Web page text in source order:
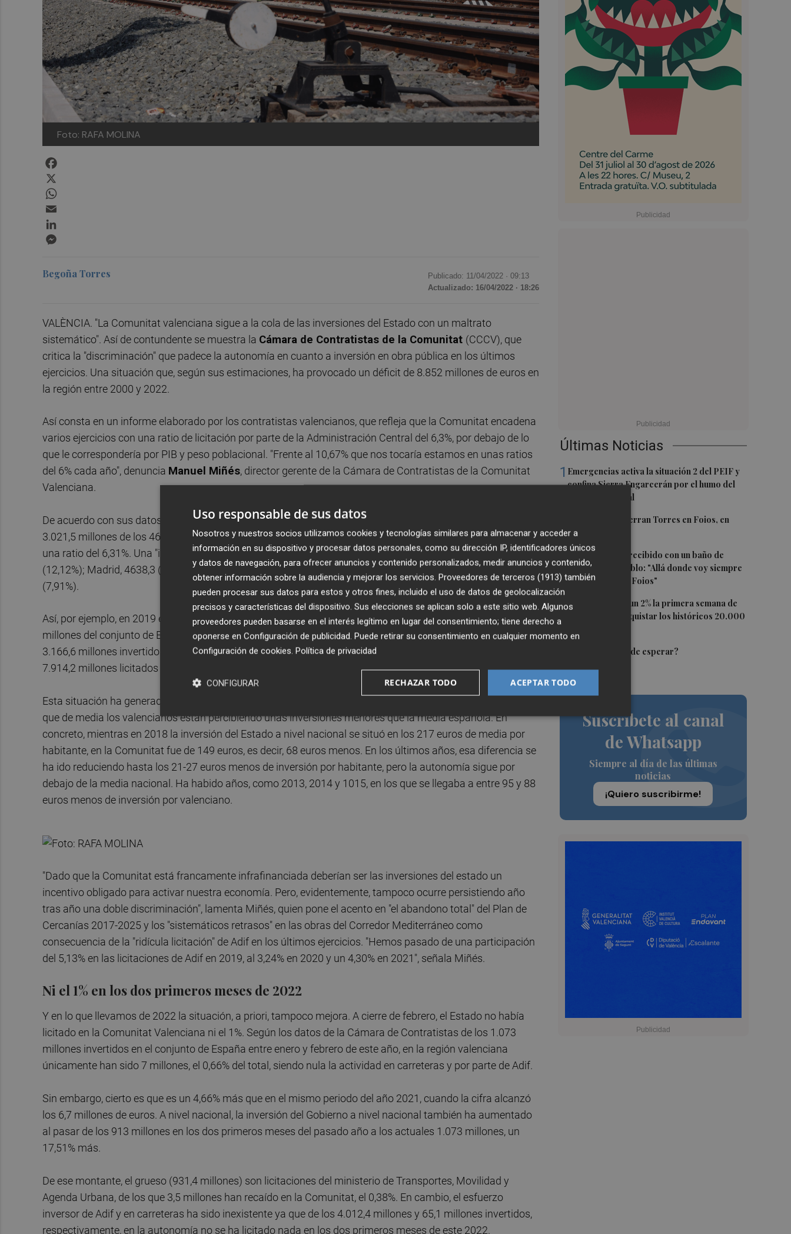
Foto: RAFA MOLINA
Últimas Noticias
1 Emergencias activa la situación 2 del PEIF y
confina Sierra Engarcerán por el humo del
incendio forestal
El homenaje a Ferran Torres en Foios, en
imágenes
3 Ferran Torres, recibido con un baño de
masas en su pueblo: "Allá donde voy siempre
digo que soy de Foios"
4El Ibex 35 sube un 2% la primera semana de
agosto tras conquistar los históricos 20.000
¿El Pacífico puede esperar?
Suscríbete al canal
de Whatsapp
Siempre al día de las últimas
noticias
¡Quiero suscribirme!
Begoña Torres Publicado: 11/04/2022 · 09:13
Actualizado: 16/04/2022 · 18:26
VALÈNCIA. "La Comunitat valenciana sigue a la cola de las inversiones del Estado con un maltrato
sistemático". Así de contundente se muestra la Cámara de Contratistas de la Comunitat (CCCV), que
critica la "discriminación" que padece la autonomía en cuanto a inversión en obra pública en los últimos
ejercicios. Una situación que, según sus estimaciones, ha provocado un déficit de 8.852 millones de euros en
la región entre 2000 y 2022.
Así consta en un informe elaborado por los contratistas valencianos, que refleja que la Comunitat encadena
varios ejercicios con una ratio de licitación por parte de la Administración Central del 6,3%, por debajo de lo
que le correspondería por PIB y peso poblacional. "Frente al 10,67% que nos tocaría estamos en unas ratios
del 6% cada año", denuncia Manuel Miñés, director gerente de la Cámara de Contratistas de la Comunitat
Valenciana.
De acuerdo con sus datos, en la última década, entre 2012-2021, la autonomía valenciana ha recibido
3.021,5 millones de los 46.952,9 millones invertidos en ese periodo en el conjunto de España, lo que supone
una ratio del 6,31%. Una "infrainversión" respecto a otras regiones como Andalucía, con 5.703,2 millones
(12,12%); Madrid, 4638,3 (9,9%) Galicia, 5.068,8 (10,86%); Cataluña, 4.691,6 (10,85%) o Castilla-León, 3.772,4
(7,91%).
Así, por ejemplo, en 2019 en la región valenciana el Estado licitó 416,9 millones de euros de los 6.439,8
millones del conjunto de España, el 6,47%, mientras que en 2020 fueron 206,7 millones, el 6,52% de los
3.166,6 millones invertidos en el país. Unas cifras similares a las del pasado 2021: 504,1 millones de los
7.914,2 millones licitados en todo el territorio nacional, lo que supuso el 6,37%.
Esta situación ha generado ese déficit de 8.852 millones de euros que cifra la Cámara de Contratistas. Y es
que de media los valencianos están percibiendo unas inversiones menores que la media española. En
concreto, mientras en 2018 la inversión del Estado a nivel nacional se situó en los 217 euros de media por
habitante, en la Comunitat fue de 149 euros, es decir, 68 euros menos. En los últimos años, esa diferencia se
ha ido reduciendo hasta los 21-27 euros menos de inversión por habitante, pero la autonomía sigue por
debajo de la media nacional. Ha habido años, como 2013, 2014 y 1015, en los que se llegaba a entre 95 y 88
euros menos de inversión por valenciano.
"Dado que la Comunitat está francamente infrafinanciada deberían ser las inversiones del estado un
incentivo obligado para activar nuestra economía. Pero, evidentemente, tampoco ocurre persistiendo año
tras año una doble discriminación", lamenta Miñés, quien pone el acento en "el abandono total" del Plan de
Cercanías 2017-2025 y los "sistemáticos retrasos" en las obras del Corredor Mediterráneo como
consecuencia de la "ridícula licitación" de Adif en los últimos ejercicios. "Hemos pasado de una participación
del 5,13% en las licitaciones de Adif en 2019, al 3,24% en 2020 y un 4,30% en 2021", señala Miñés.
Ni el 1% en los dos primeros meses de 2022
Y en lo que llevamos de 2022 la situación, a priori, tampoco mejora. A cierre de febrero, el Estado no había
licitado en la Comunitat Valenciana ni el 1%. Según los datos de la Cámara de Contratistas de los 1.073
millones invertidos en el conjunto de España entre enero y febrero de este año, en la región valenciana
únicamente han sido 7 millones, el 0,66% del total, siendo nula la actividad en carreteras y por parte de Adif.
Sin embargo, cierto es que es un 4,66% más que en el mismo periodo del año 2021, cuando la cifra alcanzó
los 6,7 millones de euros. A nivel nacional, la inversión del Gobierno a nivel nacional también ha aumentado
al pasar de los 913 millones en los dos primeros meses del pasado año a los actuales 1.073 millones, un
17,51% más.
De ese montante, el grueso (931,4 millones) son licitaciones del ministerio de Transportes, Movilidad y
Agenda Urbana, de los que 3,5 millones han recaído en la Comunitat, el 0,38%. En cambio, el esfuerzo
inversor de Adif y en carreteras ha sido inexistente ya que de los 4.012,4 millones y 65,1 millones invertidos,
respectivamente, en la autonomía no se ha licitado nada en los dos primeros meses de este 2022.
Uso responsable de sus datos
Nosotros y nuestros socios utilizamos cookies y tecnologías similares para almacenar y acceder a
información en su dispositivo y procesar datos personales, como su dirección IP, identificadores únicos
y datos de navegación, para ofrecer anuncios y contenido personalizados, medir anuncios y contenido,
obtener información sobre la audiencia y mejorar los servicios. Proveedores de terceros (1913) también
pueden procesar sus datos para estos y otros fines, incluido el uso de datos de geolocalización
precisos y características del dispositivo. Sus elecciones se aplican solo a este sitio web. Algunos
proveedores pueden basarse en el interés legítimo en lugar del consentimiento; tiene derecho a
oponerse en Configuración de publicidad. Puede retirar su consentimiento en cualquier momento en
Configuración de cookies. Política de privacidad
ACEPTAR TODO
RECHAZAR TODO
CONFIGURAR